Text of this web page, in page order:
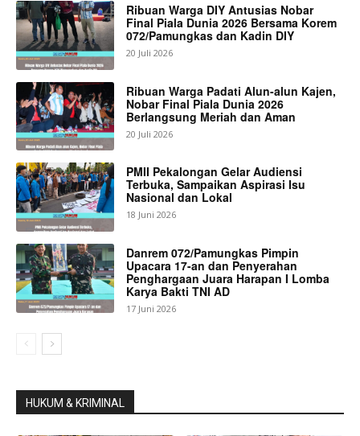
Ribuan Warga DIY Antusias Nobar
Final Piala Dunia 2026 Bersama Korem
072/Pamungkas dan Kadin DIY
20 Juli 2026
Ribuan Warga Padati Alun-alun Kajen,
Nobar Final Piala Dunia 2026
Berlangsung Meriah dan Aman
20 Juli 2026
PMII Pekalongan Gelar Audiensi
Terbuka, Sampaikan Aspirasi Isu
Nasional dan Lokal
18 Juni 2026
Danrem 072/Pamungkas Pimpin
Upacara 17-an dan Penyerahan
Penghargaan Juara Harapan I Lomba
Karya Bakti TNI AD
17 Juni 2026
HUKUM & KRIMINAL